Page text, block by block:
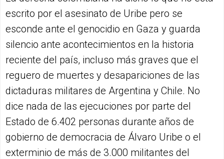
escrito por el asesinato de Uribe pero se
esconde ante el genocidio en Gaza y guarda
silencio ante acontecimientos en la historia
reciente del país, incluso más graves que el
reguero de muertes y desapariciones de las
dictaduras militares de Argentina y Chile. No
dice nada de las ejecuciones por parte del
Estado de 6.402 personas durante años de
gobierno de democracia de Álvaro Uribe o el
exterminio de más de 3.000 militantes del